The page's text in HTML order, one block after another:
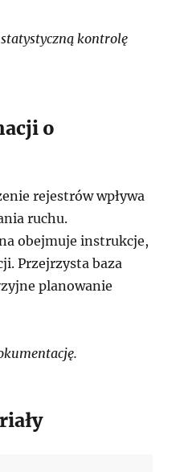
kontrolę
o
rejestrów wpływa
ruchu.
obejmuje instrukcje,
Przejrzysta baza
planowanie